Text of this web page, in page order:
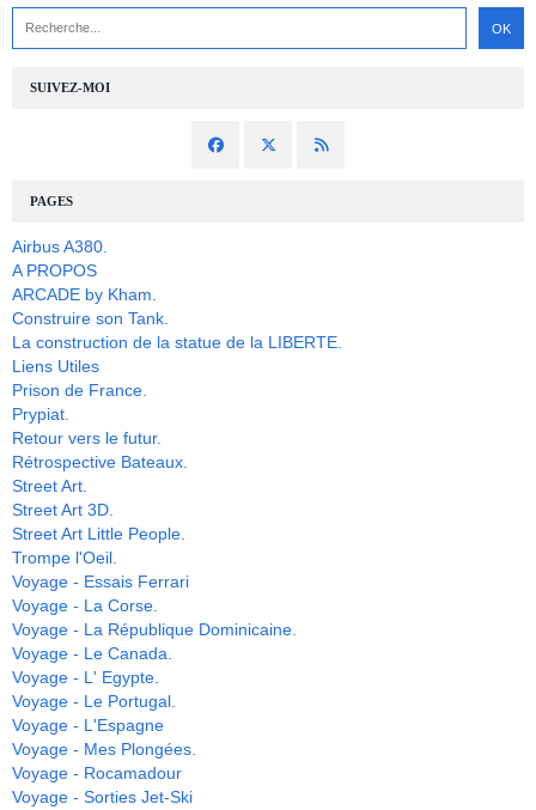
SUIVEZ-MOI
PAGES
Airbus A380.
A PROPOS
ARCADE by Kham.
Construire son Tank.
La construction de la statue de la LIBERTE.
Liens Utiles
Prison de France.
Prypiat.
Retour vers le futur.
Rétrospective Bateaux.
Street Art.
Street Art 3D.
Street Art Little People.
Trompe l'Oeil.
Voyage - Essais Ferrari
Voyage - La Corse.
Voyage - La République Dominicaine.
Voyage - Le Canada.
Voyage - L' Egypte.
Voyage - Le Portugal.
Voyage - L'Espagne
Voyage - Mes Plongées.
Voyage - Rocamadour
Voyage - Sorties Jet-Ski